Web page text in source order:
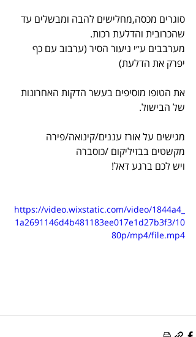
סוגרים מכסה,מחלישים להבה ומבשלים עד
שהכרובית והדלעת רכות.
מערבבים ע״י ניעור הסיר (ערבוב עם כף
יפרק את הדלעת)
את הטופו מוסיפים בעשר הדקות האחרונות
של הבישול.
מגישים על אורז עננים/קינואה/פירה
מקשטים בבזיליקום /כוסברה
ויש לכם ברגע דאל!
https://video.wixstatic.com/video/1844a4_
1a2691146d4b481183ee017e1d27b3f3/10
80p/mp4/file.mp4